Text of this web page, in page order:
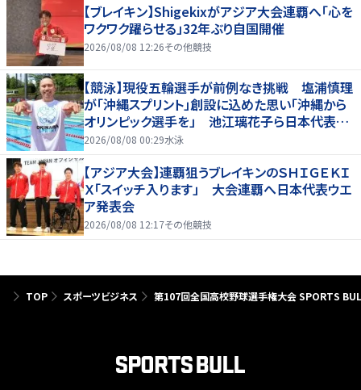
【ブレイキン】Shigekixがアジア大会連覇へ「心を
ワクワク躍らせる」32年ぶり自国開催
2026/08/08 12:26その他競技
【競泳】現役五輪選手が前例なき挑戦 塩浦慎理
が「沖縄スプリント」創設に込めた思い「沖縄から
オリンピック選手を」 池江璃花子ら日本代表も
参戦
2026/08/08 00:29水泳
【アジア大会】連覇狙うブレイキンのＳＨＩＧＥＫＩ
Ｘ「スイッチ入ります」 大会連覇へ日本代表ウエ
ア発表会
2026/08/08 12:17その他競技
TOP スポーツビジネス 第107回全国高校野球選手権大会 SPORTS